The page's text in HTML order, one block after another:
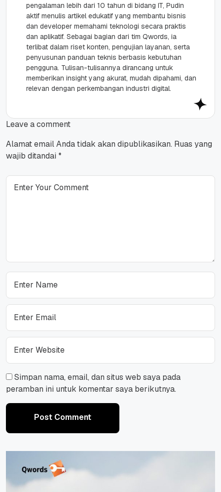
pengalaman lebih dari 10 tahun di bidang IT, Pudin
aktif menulis artikel edukatif yang membantu bisnis
dan developer memahami teknologi secara praktis
dan aplikatif. Sebagai bagian dari tim Qwords, ia
terlibat dalam riset konten, pengujian layanan, serta
penyusunan panduan teknis berbasis kebutuhan
pengguna. Tulisan-tulisannya dirancang untuk
memberikan insight yang akurat, mudah dipahami, dan
relevan dengan perkembangan industri digital.
Leave a comment
Alamat email Anda tidak akan dipublikasikan. Ruas yang
wajib ditandai *
Simpan nama, email, dan situs web saya pada
peramban ini untuk komentar saya berikutnya.
Post Comment